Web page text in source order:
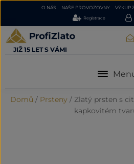
O NÁS NAŠE PROVOZOVNY VÝKUP
Registrace
JIŽ 15 LET S VÁMI
Domů / Prsteny / Zlatý prsten s
kapkovitém